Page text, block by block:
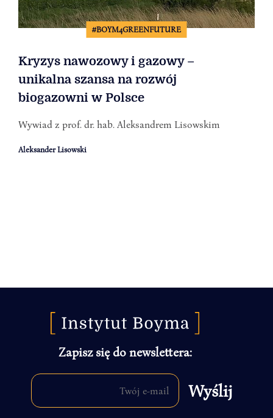
#BOYM4GREENFUTURE
Kryzys nawozowy i gazowy –
unikalna szansa na rozwój
biogazowni w Polsce
Wywiad z prof. dr. hab. Aleksandrem Lisowskim
Aleksander Lisowski
Zapisz się do newslettera: